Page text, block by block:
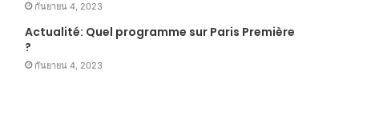
กันยายน 4, 2023
Actualité: Quel programme sur Paris Première
?
กันยายน 4, 2023